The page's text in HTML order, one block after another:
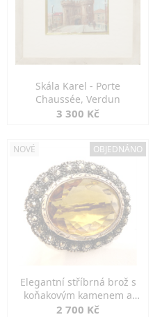
Skála Karel - Porte
Chaussée, Verdun
3 300 Kč
NOVÉ OBJEDNÁNO
Elegantní stříbrná brož s
koňakovým kamenem a
markazity
2 700 Kč